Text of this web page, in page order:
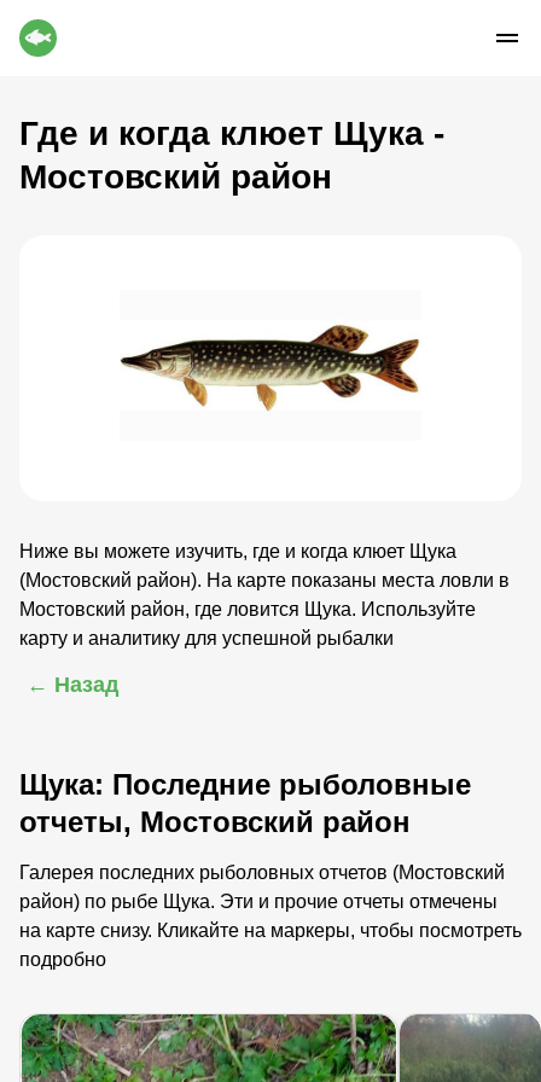
Где и когда клюет Щука -
Мостовский район
Ниже вы можете изучить, где и когда клюет Щука
(Мостовский район). На карте показаны места ловли в
Мостовский район, где ловится Щука. Используйте
карту и аналитику для успешной рыбалки
← Назад
Щука: Последние рыболовные
отчеты, Мостовский район
Галерея последних рыболовных отчетов (Мостовский
район) по рыбе Щука. Эти и прочие отчеты отмечены
на карте снизу. Кликайте на маркеры, чтобы посмотреть
подробно